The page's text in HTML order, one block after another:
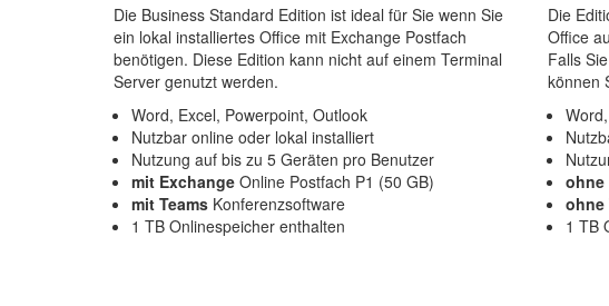
Die Business Standard Edition ist ideal für Sie wenn Sie
ein lokal installiertes Office mit Exchange Postfach
benötigen. Diese Edition kann nicht auf einem Terminal
Server genutzt werden.
Word, Excel, Powerpoint, Outlook
Nutzbar online oder lokal installiert
Nutzung auf bis zu 5 Geräten pro Benutzer
mit Exchange Online Postfach P1 (50 GB)
mit Teams Konferenzsoftware
1 TB Onlinespeicher enthalten
Die
Office
Falls
können
ohne
ohne
1 TB